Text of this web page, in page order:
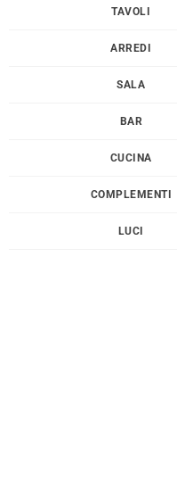
TAVOLI
ARREDI
SALA
BAR
CUCINA
COMPLEMENTI
LUCI